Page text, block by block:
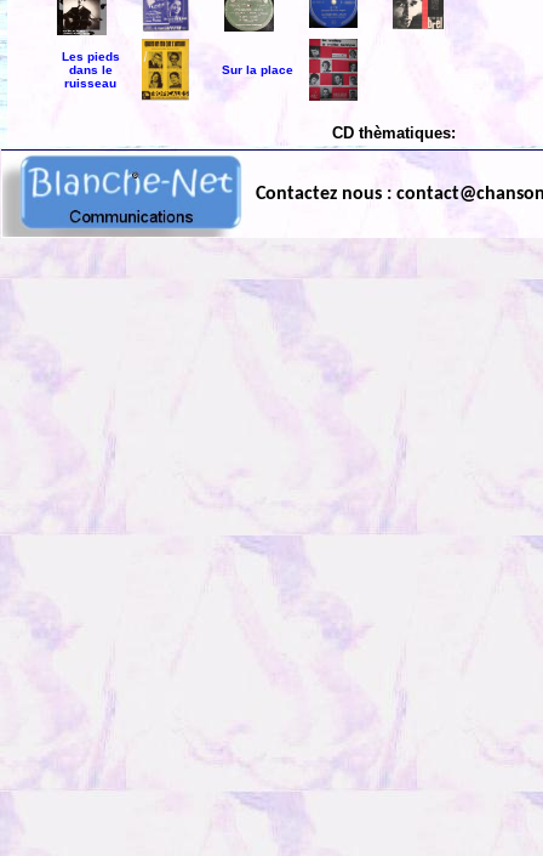
Les pieds
dans le
ruisseau
Sur la place
CD thèmatiques:
Contactez nous :